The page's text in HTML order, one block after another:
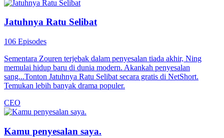
Jatuhnya Ratu Selibat
106 Episodes
Sementara Zouren terjebak dalam penyesalan tiada akhir, Ning
memulai hidup baru di dunia modern. Akankah penyesalan
sang...Tonton Jatuhnya Ratu Selibat secara gratis di NetShort.
Temukan lebih banyak drama populer.
CEO
Kamu penyesalan saya.